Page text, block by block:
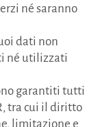
né saranno
dati non
né utilizzati
garantiti tutti
tra cui il diritto
limitazione e